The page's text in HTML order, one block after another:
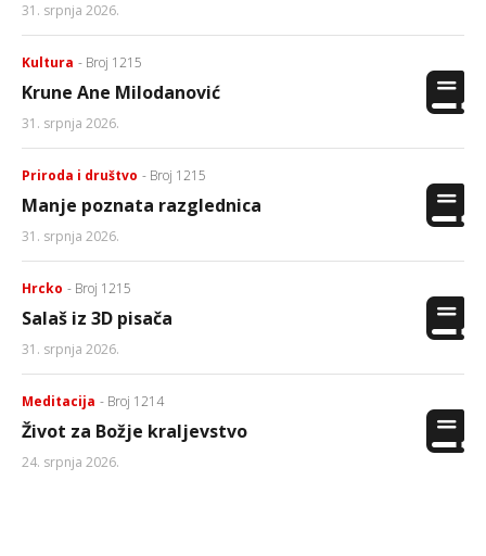
31. srpnja 2026.
Kultura - Broj 1215
Krune Ane Milodanović
31. srpnja 2026.
Priroda i društvo - Broj 1215
Manje poznata razglednica
31. srpnja 2026.
Hrcko - Broj 1215
Salaš iz 3D pisača
31. srpnja 2026.
Meditacija - Broj 1214
Život za Božje kraljevstvo
24. srpnja 2026.